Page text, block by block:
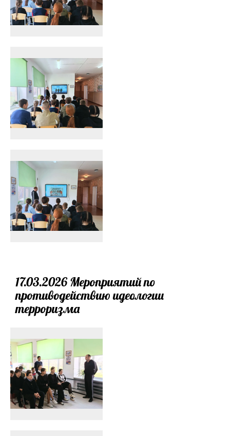
17.03.2026 Мероприятий по
противодействию идеологии
терроризма